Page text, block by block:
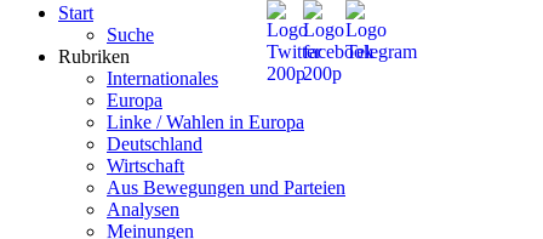
Start
Suche
Rubriken
Internationales
Europa
Linke / Wahlen in Europa
Deutschland
Wirtschaft
Aus Bewegungen und Parteien
Analysen
Meinungen